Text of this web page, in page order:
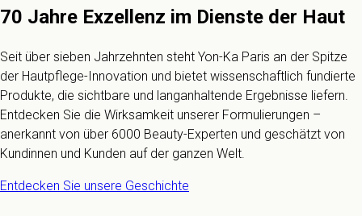
70 Jahre Exzellenz im Dienste der Haut
Seit über sieben Jahrzehnten steht Yon-Ka Paris an der Spitze
der Hautpflege-Innovation und bietet wissenschaftlich fundierte
Produkte, die sichtbare und langanhaltende Ergebnisse liefern.
Entdecken Sie die Wirksamkeit unserer Formulierungen –
anerkannt von über 6000 Beauty-Experten und geschätzt von
Kundinnen und Kunden auf der ganzen Welt.
Entdecken Sie unsere Geschichte